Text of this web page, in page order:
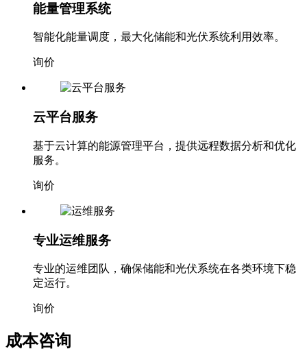
能量管理系统
智能化能量调度，最大化储能和光伏系统利用效率。
询价
云平台服务
基于云计算的能源管理平台，提供远程数据分析和优化
服务。
询价
专业运维服务
专业的运维团队，确保储能和光伏系统在各类环境下稳
定运行。
询价
成本咨询